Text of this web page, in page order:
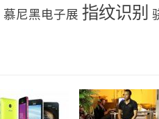
慕尼黑电子展 指纹识别